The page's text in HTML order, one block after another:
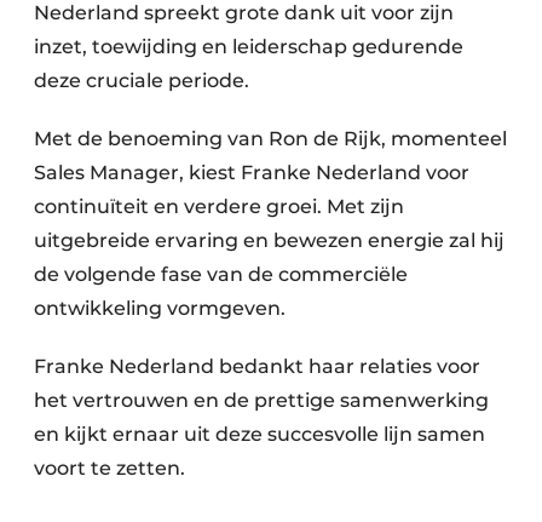
Nederland spreekt grote dank uit voor zijn
inzet, toewijding en leiderschap gedurende
deze cruciale periode.
Met de benoeming van Ron de Rijk, momenteel
Sales Manager, kiest Franke Nederland voor
continuïteit en verdere groei. Met zijn
uitgebreide ervaring en bewezen energie zal hij
de volgende fase van de commerciële
ontwikkeling vormgeven.
Franke Nederland bedankt haar relaties voor
het vertrouwen en de prettige samenwerking
en kijkt ernaar uit deze succesvolle lijn samen
voort te zetten.